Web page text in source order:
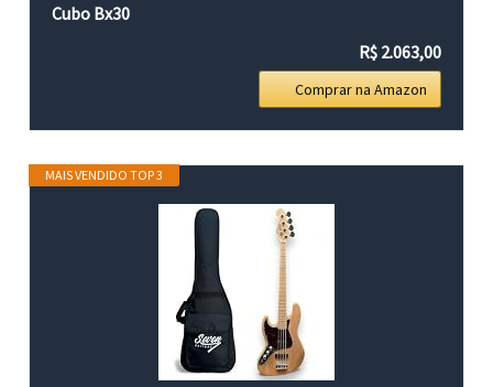
Cubo Bx30
R$ 2.063,00
Comprar na Amazon
MAIS VENDIDO TOP 3